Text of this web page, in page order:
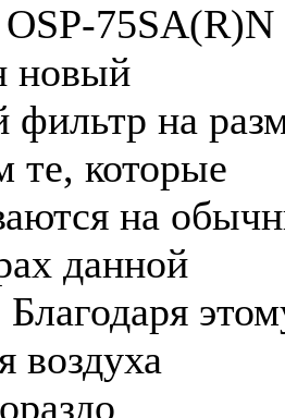
75SA(R)N
новый
на
те, которые
на
данной
воздуха